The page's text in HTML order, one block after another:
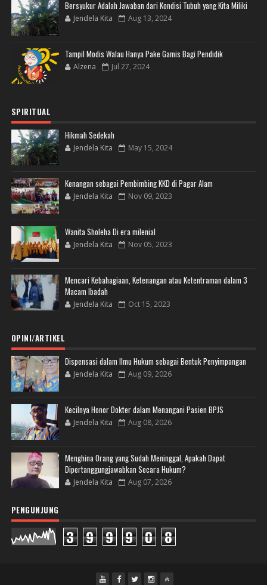
Bersyukur Adalah Jawaban dari Kondisi Tubuh yang Kita Miliki
Jendela Kita Aug 13, 2024
Tampil Modis Walau Hanya Pake Gamis Bagi Pendidik
Alzena Jul 27, 2024
SPIRITUAL
Hikmah Sedekah
Jendela Kita May 15, 2024
Kenangan sebagai Pembimbing KKD di Pagar Alam
Jendela Kita Nov 09, 2023
Wanita Sholeha Di era milenial
Jendela Kita Nov 05, 2023
Mencari Kebahagiaan, Ketenangan atau Ketentraman dalam 3
Macam Ibadah
Jendela Kita Oct 15, 2023
OPINI/ARTIKEL
Dispensasi dalam Ilmu Hukum sebagai Bentuk Penyimpangan
Jendela Kita Aug 09, 2026
Kecilnya Honor Dokter dalam Menangani Pasien BPJS
Jendela Kita Aug 08, 2026
Menghina Orang yang Sudah Meninggal, Apakah Dapat
Dipertanggungjawabkan Secara Hukum?
Jendela Kita Aug 07, 2026
PENGUNJUNG
3 9 9 9 0 8